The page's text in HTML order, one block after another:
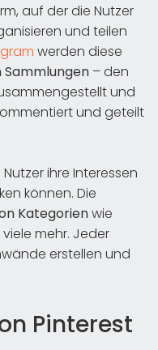
auf der die Nutzer
und teilen
werden diese
Sammlungen – den
und
und geteilt
ihre Interessen
können. Die
Kategorienwie
viele mehr. Jeder
erstellen und
Pinterest